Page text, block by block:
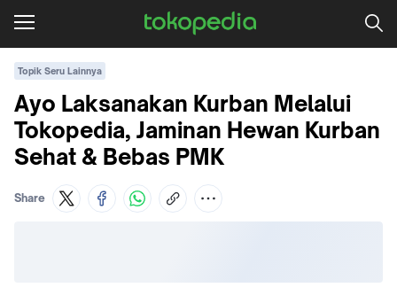
Topik Seru Lainnya
Ayo Laksanakan Kurban Melalui
Tokopedia, Jaminan Hewan Kurban
Sehat & Bebas PMK
Share